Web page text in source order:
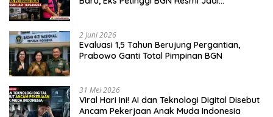
2 Juni 2026
Evaluasi 1,5 Tahun Berujung Pergantian,
Prabowo Ganti Total Pimpinan BGN
31 Mei 2026
Viral Hari Ini! AI dan Teknologi Digital Disebut
Ancam Pekerjaan Anak Muda Indonesia